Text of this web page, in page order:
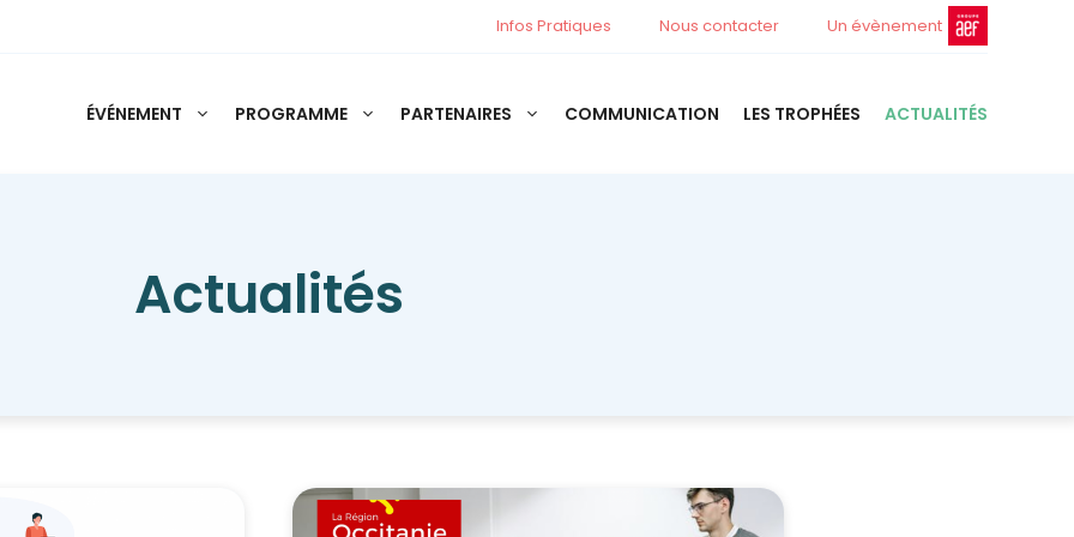
Infos Pratiques Nous contacter Un évènement
ÉVÉNEMENT PROGRAMME PARTENAIRES COMMUNICATION LES TROPHÉES ACTUALITÉS
Actualités